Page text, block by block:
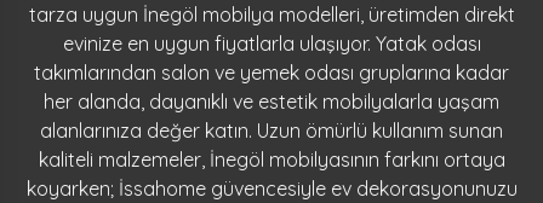
tarza uygun İnegöl mobilya modelleri, üretimden direkt
evinize en uygun fiyatlarla ulaşıyor. Yatak odası
takımlarından salon ve yemek odası gruplarına kadar
her alanda, dayanıklı ve estetik mobilyalarla yaşam
alanlarınıza değer katın. Uzun ömürlü kullanım sunan
kaliteli malzemeler, İnegöl mobilyasının farkını ortaya
koyarken; İssahome güvencesiyle ev dekorasyonunuzu